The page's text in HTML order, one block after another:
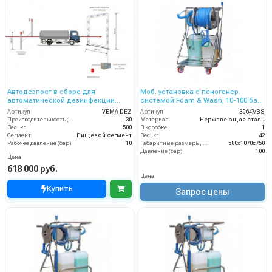
Автодезпост в сборе для
автоматической дезинфекции
транспорта
Артикул
VEMA DEZ
30
Вес, кг
500
Сегмент
Пищевой сегмент
Рабочее давление (бар)
10
Цена
618 000 руб.
Купить
Моб. установка с пеногенер.
системой Foam & Wash, 10-100 бар,
подачей воздуха, на 1 ср-во
Артикул
30647/BS
Материал
Нержавеющая сталь
В коробке
1
Вес, кг
42
580x1070x750
Давление (бар)
100
Цена
Запрос цены